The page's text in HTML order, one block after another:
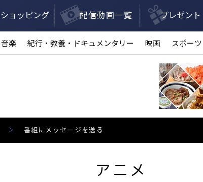
ショッピング 配信動画一覧 プレゼント
楽 紀行・教養・ドキュメンタリー 映画 スポーツ
番組にメッセージを送る
アニメ